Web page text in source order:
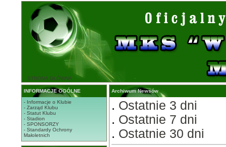
STRONA GŁÓWNA
INFORMACJE OGÓLNE
- Informacje o Klubie
- Zarząd Klubu
- Statut Klubu
- Stadion
- SPONSORZY
- Standardy Ochrony
Małoletnich
Archiwum Newsów
. Ostatnie 3 dni
. Ostatnie 7 dni
. Ostatnie 30 dni